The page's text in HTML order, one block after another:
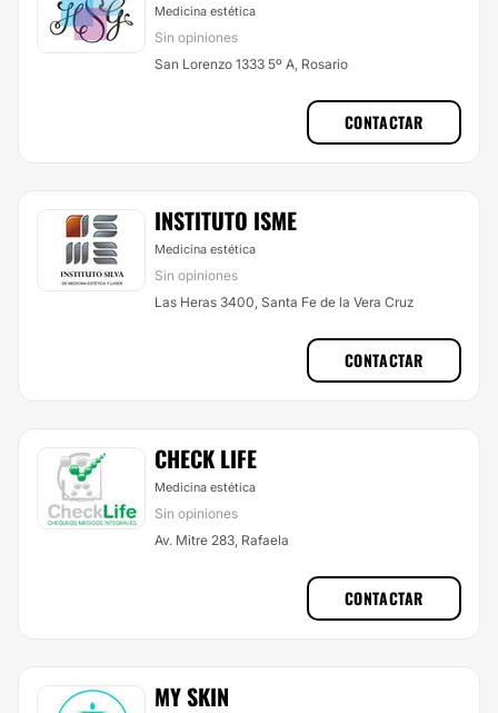
Medicina estética
Sin opiniones
San Lorenzo 1333 5º A, Rosario
CONTACTAR
INSTITUTO ISME
Medicina estética
Sin opiniones
Las Heras 3400, Santa Fe de la Vera Cruz
CONTACTAR
CHECK LIFE
Medicina estética
Sin opiniones
Av. Mitre 283, Rafaela
CONTACTAR
MY SKIN